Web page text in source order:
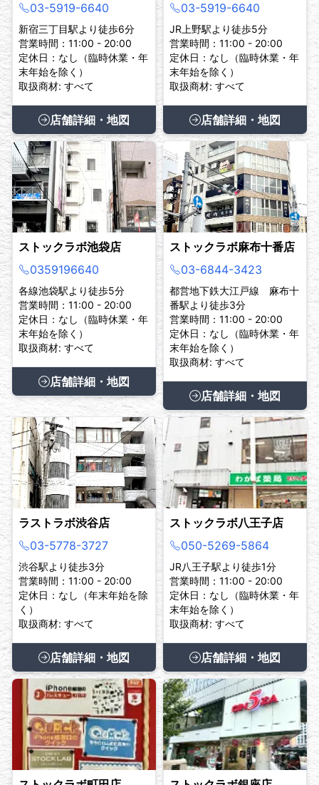
03-5919-6640
新宿三丁目駅より徒歩6分
営業時間：11:00 - 20:00
定休日：なし（臨時休業・年
末年始を除く）
取扱商材: すべて
店舗詳細・地図
03-5919-6640
JR上野駅より徒歩5分
営業時間：11:00 - 20:00
定休日：なし（臨時休業・年
末年始を除く）
取扱商材: すべて
店舗詳細・地図
ストックラボ池袋店
0359196640
各線池袋駅より徒歩5分
営業時間：11:00 - 20:00
定休日：なし（臨時休業・年
末年始を除く）
取扱商材: すべて
店舗詳細・地図
ストックラボ麻布十番店
03-6844-3423
都営地下鉄大江戸線 麻布十
番駅より徒歩3分
営業時間：11:00 - 20:00
定休日：なし（臨時休業・年
末年始を除く）
取扱商材: すべて
店舗詳細・地図
ラストラボ渋谷店
03-5778-3727
渋谷駅より徒歩3分
営業時間：11:00 - 20:00
定休日：なし（年末年始を除
く）
取扱商材: すべて
店舗詳細・地図
ストックラボ八王子店
050-5269-5864
JR八王子駅より徒歩1分
営業時間：11:00 - 20:00
定休日：なし（臨時休業・年
末年始を除く）
取扱商材: すべて
店舗詳細・地図